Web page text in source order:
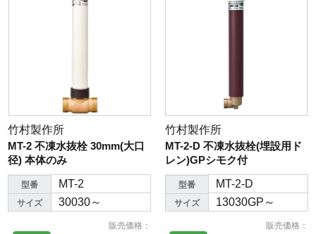
竹村製作所
MT-2 不凍水抜栓 30mm(大口
径) 本体のみ
型番 MT-2
サイズ 30030～
販売価格 ：
竹村製作所
MT-2-D 不凍水抜栓(埋設用ド
レン)GPシモク付
型番 MT-2-D
サイズ 13030GP～
販売価格 ：